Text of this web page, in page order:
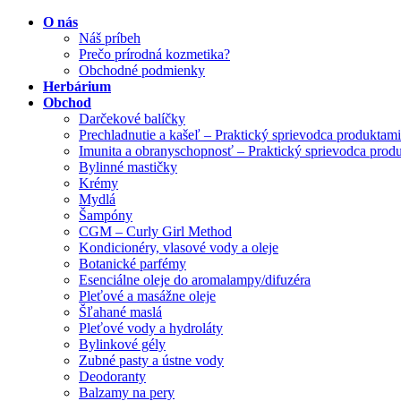
O nás
Náš príbeh
Prečo prírodná kozmetika?
Obchodné podmienky
Herbárium
Obchod
Darčekové balíčky
Prechladnutie a kašeľ – Praktický sprievodca produktami
Imunita a obranyschopnosť – Praktický sprievodca
Bylinné mastičky
Krémy
Mydlá
Šampóny
CGM – Curly Girl Method
Kondicionéry, vlasové vody a oleje
Botanické parfémy
Esenciálne oleje do aromalampy/difuzéra
Pleťové a masážne oleje
Šľahané maslá
Pleťové vody a hydroláty
Bylinkové gély
Zubné pasty a ústne vody
Deodoranty
Balzamy na pery